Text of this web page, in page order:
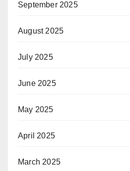
September 2025
August 2025
July 2025
June 2025
May 2025
April 2025
March 2025